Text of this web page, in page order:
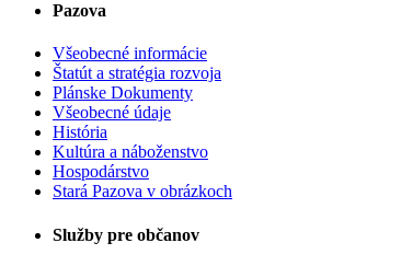
Pazova
Všeobecné informácie
Štatút a stratégia rozvoja
Plánske Dokumenty
Všeobecné údaje
História
Kultúra a náboženstvo
Hospodárstvo
Stará Pazova v obrázkoch
Služby pre občanov